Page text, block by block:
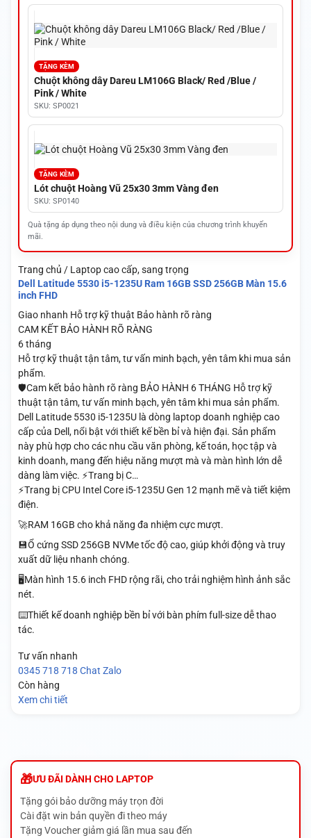
TẶNG KÈM
Chuột không dây Dareu LM106G Black/ Red /Blue /
Pink / White
SKU: SP0021
TẶNG KÈM
Lót chuột Hoàng Vũ 25x30 3mm Vàng đen
SKU: SP0140
Quà tặng áp dụng theo nội dung và điều kiện của chương trình khuyến
mãi.
Trang chủ / Laptop cao cấp, sang trọng
Dell Latitude 5530 i5-1235U Ram 16GB SSD 256GB Màn 15.6
inch FHD
Giao nhanh Hỗ trợ kỹ thuật Bảo hành rõ ràng
CAM KẾT BẢO HÀNH RÕ RÀNG
6 tháng
Hỗ trợ kỹ thuật tận tâm, tư vấn minh bạch, yên tâm khi mua sản
phẩm.
🛡️Cam kết bảo hành rõ ràng BẢO HÀNH 6 THÁNG Hỗ trợ kỹ
thuật tận tâm, tư vấn minh bạch, yên tâm khi mua sản phẩm.
Dell Latitude 5530 i5-1235U là dòng laptop doanh nghiệp cao
cấp của Dell, nổi bật với thiết kế bền bỉ và hiện đại. Sản phẩm
này phù hợp cho các nhu cầu văn phòng, kế toán, học tập và
kinh doanh, mang đến hiệu năng mượt mà và màn hình lớn dễ
dàng làm việc. ⚡Trang bị C…
⚡Trang bị CPU Intel Core i5-1235U Gen 12 mạnh mẽ và tiết kiệm
điện.
🚀RAM 16GB cho khả năng đa nhiệm cực mượt.
💾Ổ cứng SSD 256GB NVMe tốc độ cao, giúp khởi động và truy
xuất dữ liệu nhanh chóng.
🖥️Màn hình 15.6 inch FHD rộng rãi, cho trải nghiệm hình ảnh sắc
nét.
⌨️Thiết kế doanh nghiệp bền bỉ với bàn phím full-size dễ thao
tác.
Tư vấn nhanh
0345 718 718 Chat Zalo
Còn hàng
Xem chi tiết
ƯU ĐÃI DÀNH CHO LAPTOP
Tặng gói bảo dưỡng máy trọn đời
Cài đặt win bản quyền đi theo máy
Tặng Voucher giảm giá lần mua sau đến